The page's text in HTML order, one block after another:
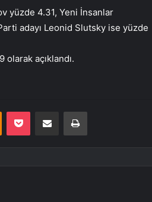
yüzde 4.31, Yeni İnsanlar
adayı Leonid Slutsky ise yüzde
açıklandı.
Odnoklassniki
Pocket E-Posta ile paylaş Yazdır